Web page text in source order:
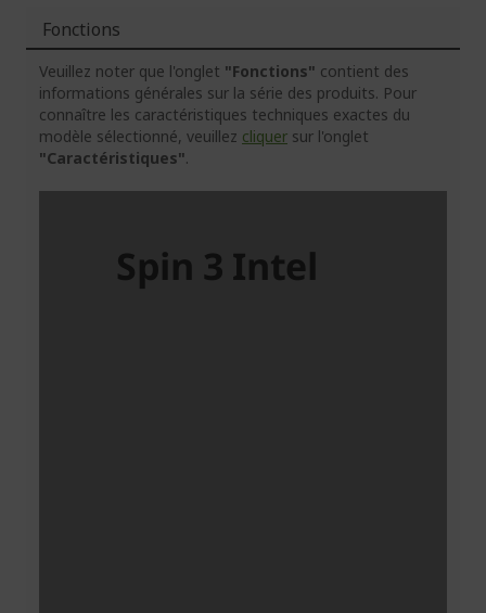
Fonctions
Veuillez noter que l'onglet "Fonctions" contient des
informations générales sur la série des produits. Pour
connaître les caractéristiques techniques exactes du
modèle sélectionné, veuillez cliquer sur l'onglet
"Caractéristiques".